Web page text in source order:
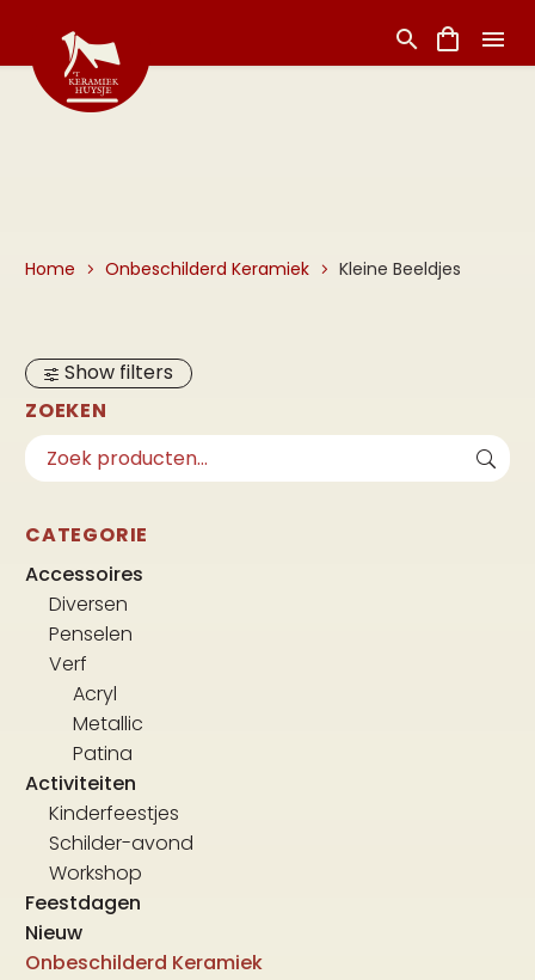
Home Onbeschilderd Keramiek Kleine Beeldjes
Show filters
ZOEKEN
CATEGORIE
Accessoires
Diversen
Penselen
Verf
Acryl
Metallic
Patina
Activiteiten
Kinderfeestjes
Schilder-avond
Workshop
Feestdagen
Nieuw
Onbeschilderd Keramiek